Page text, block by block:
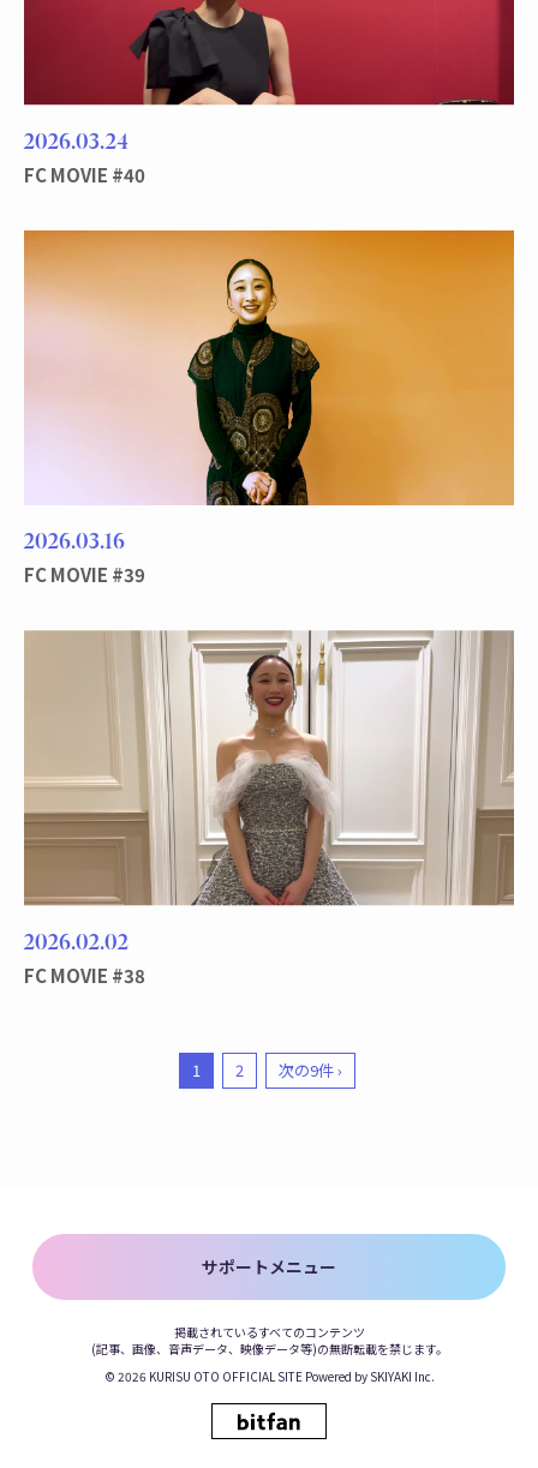
202603 24
FC MOVIE #40
202603 16
FC MOVIE #39
20260202
FC MOVIE #38
1 2 次の9件 ›
サポートメニュー
掲載されているすべてのコンテンツ
(記事、画像、音声データ、映像データ等)の無断転載を禁じます。
© 2026 KURISU OTO OFFICIAL SITE Powered by SKIYAKI Inc.